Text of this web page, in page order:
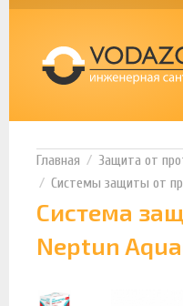
Защита от
Системы защиты от
Система
Neptun